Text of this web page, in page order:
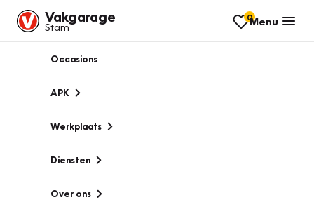
Vakgarage
Stam
0Menu
Occasions
APK
Werkplaats
Diensten
Over ons